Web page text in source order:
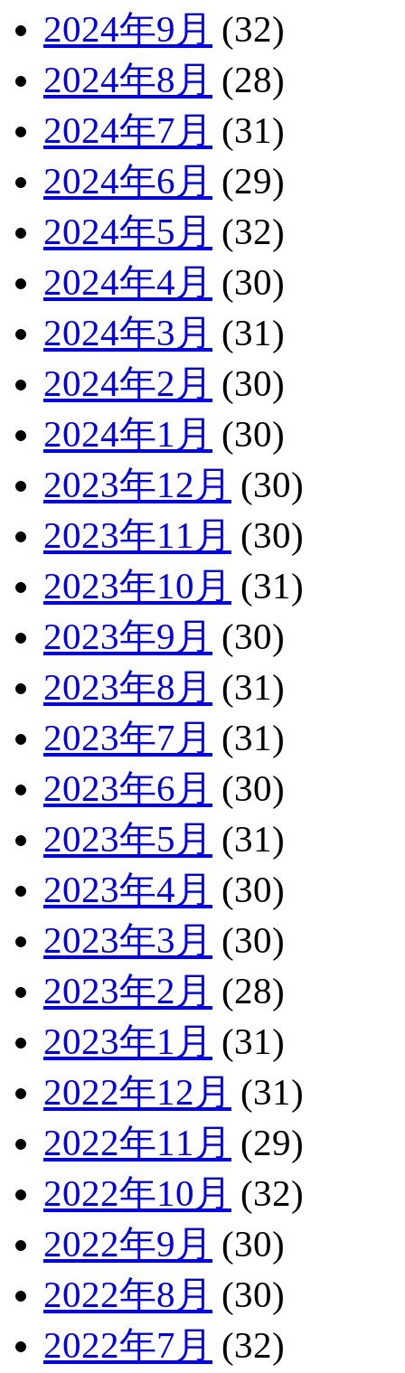
2024年9月 (32)
2024年8月 (28)
2024年7月 (31)
2024年6月 (29)
2024年5月 (32)
2024年4月 (30)
2024年3月 (31)
2024年2月 (30)
2024年1月 (30)
2023年12月 (30)
2023年11月 (30)
2023年10月 (31)
2023年9月 (30)
2023年8月 (31)
2023年7月 (31)
2023年6月 (30)
2023年5月 (31)
2023年4月 (30)
2023年3月 (30)
2023年2月 (28)
2023年1月 (31)
2022年12月 (31)
2022年11月 (29)
2022年10月 (32)
2022年9月 (30)
2022年8月 (30)
2022年7月 (32)